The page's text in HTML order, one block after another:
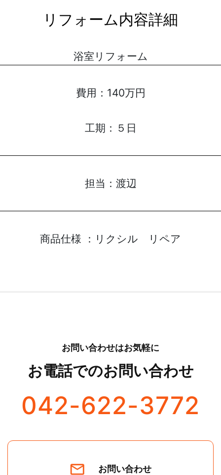
リフォーム内容詳細
浴室リフォーム
費用： 140万円
工期： ５日
担当： 渡辺
商品仕様 ： リクシル リペア
お問い合わせはお気軽に
お電話でのお問い合わせ
042-622-3772
お問い合わせ